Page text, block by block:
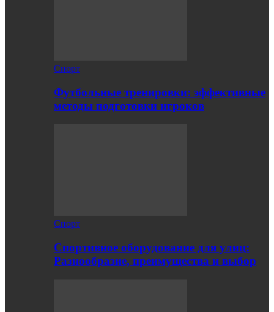
Спорт
Футбольные тренировки: эффективные
методы подготовки игроков
Спорт
Спортивное оборудование для улиц:
Разнообразие, преимущества и выбор